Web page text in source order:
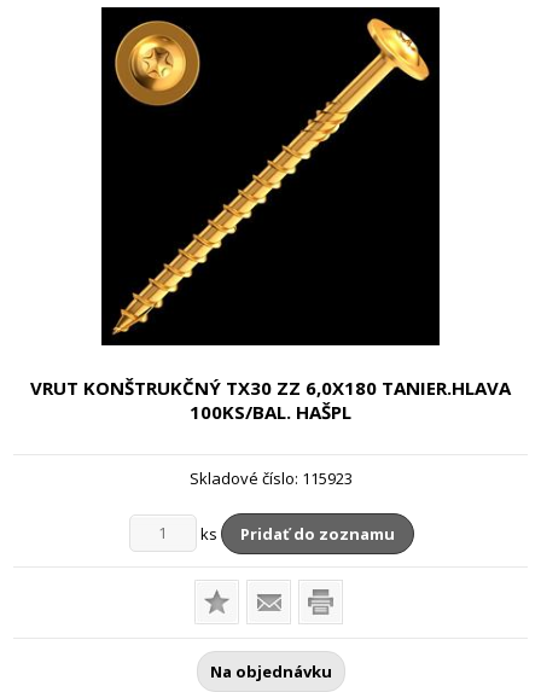
VRUT KONŠTRUKČNÝ TX30 ZZ 6,0X180 TANIER.HLAVA
100KS/BAL. HAŠPL
Skladové číslo: 115923
ks Pridať do zoznamu
Na objednávku